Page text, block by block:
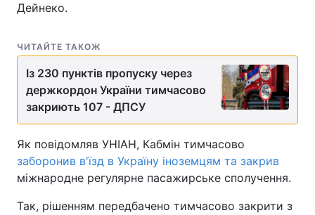
Дейнеко.
ЧИТАЙТЕ ТАКОЖ
Із 230 пунктів пропуску через
держкордон України тимчасово
закриють 107 - ДПСУ
Як повідомляв УНІАН, Кабмін тимчасово
заборонив в'їзд в Україну іноземцям та закрив
міжнародне регулярне пасажирське сполучення.
Так, рішенням передбачено тимчасово закрити з